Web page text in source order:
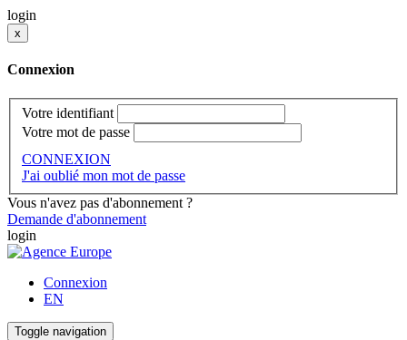
login
x
Connexion
Votre identifiant
Votre mot de passe
CONNEXION
J'ai oublié mon mot de passe
Vous n'avez pas d'abonnement ?
Demande d'abonnement
login
Connexion
EN
Toggle navigation